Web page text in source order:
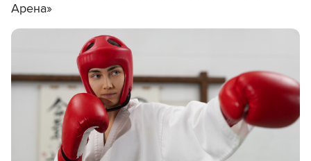
Арена»